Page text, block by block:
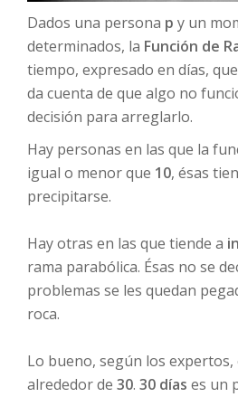
Dados una persona p y un
determinados, la Función de
tiempo, expresado en días,
da cuenta de que algo no
decisión para arreglarlo.
Hay personas en las que la
igual o menor que 10, ésas
precipitarse.
Hay otras en las que tiende a
rama parabólica. Ésas no se
problemas se les quedan
roca.
Lo bueno, según los
alrededor de 30. 30 días es un